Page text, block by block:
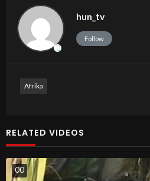
hun_tv
Follow
Afrika
RELATED VIDEOS
00